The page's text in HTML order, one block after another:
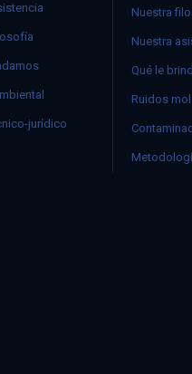
jurídico
Nuestra
Nuestra
Qué le
Ruidos